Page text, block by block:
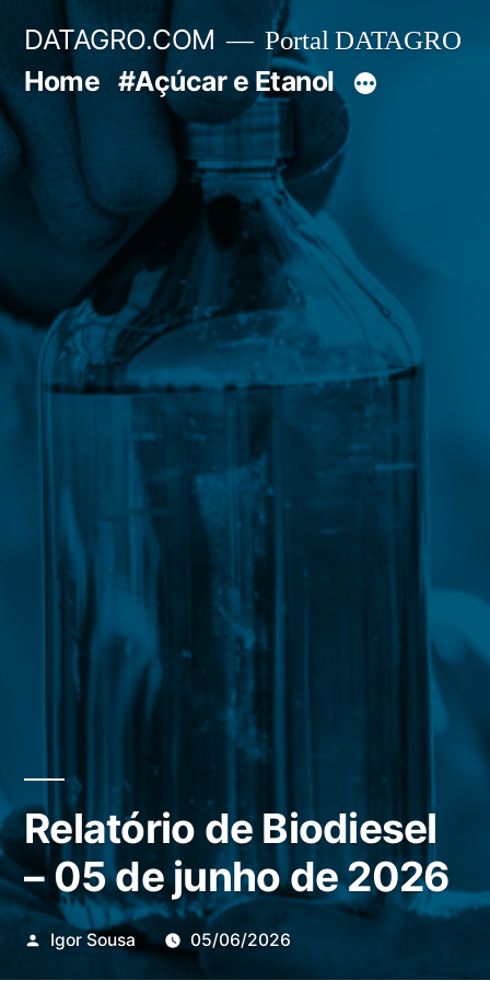
o
conteúdo
DATAGRO.COM Portal DATAGRO
Home #Açúcar e Etanol
Relatório de Biodiesel
– 05 de junho de 2026
Publicado
Igor Sousa 05/06/2026